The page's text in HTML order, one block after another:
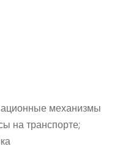
механизмы
на транспорте;